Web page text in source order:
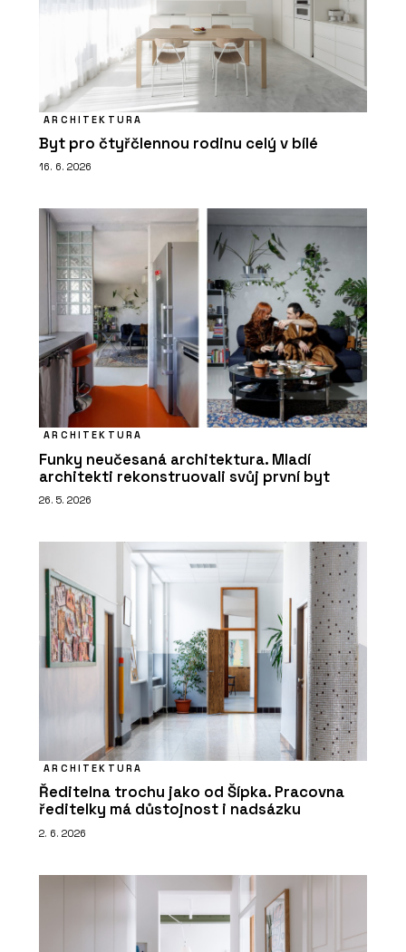
ARCHITEKTURA
Byt pro čtyřčlennou rodinu celý v bílé
16. 6. 2026
ARCHITEKTURA
Funky neučesaná architektura. Mladí
architekti rekonstruovali svůj první byt
26. 5. 2026
ARCHITEKTURA
Ředitelna trochu jako od Šípka. Pracovna
ředitelky má důstojnost i nadsázku
2. 6. 2026